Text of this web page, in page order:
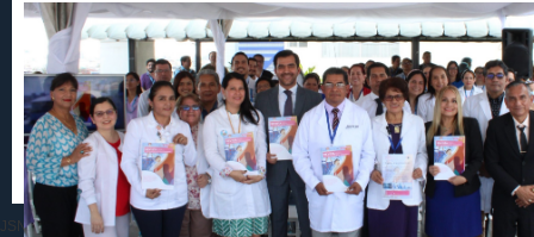
Quipux Youtube Facebook Twitter Intranet
JSN Epic is designed by